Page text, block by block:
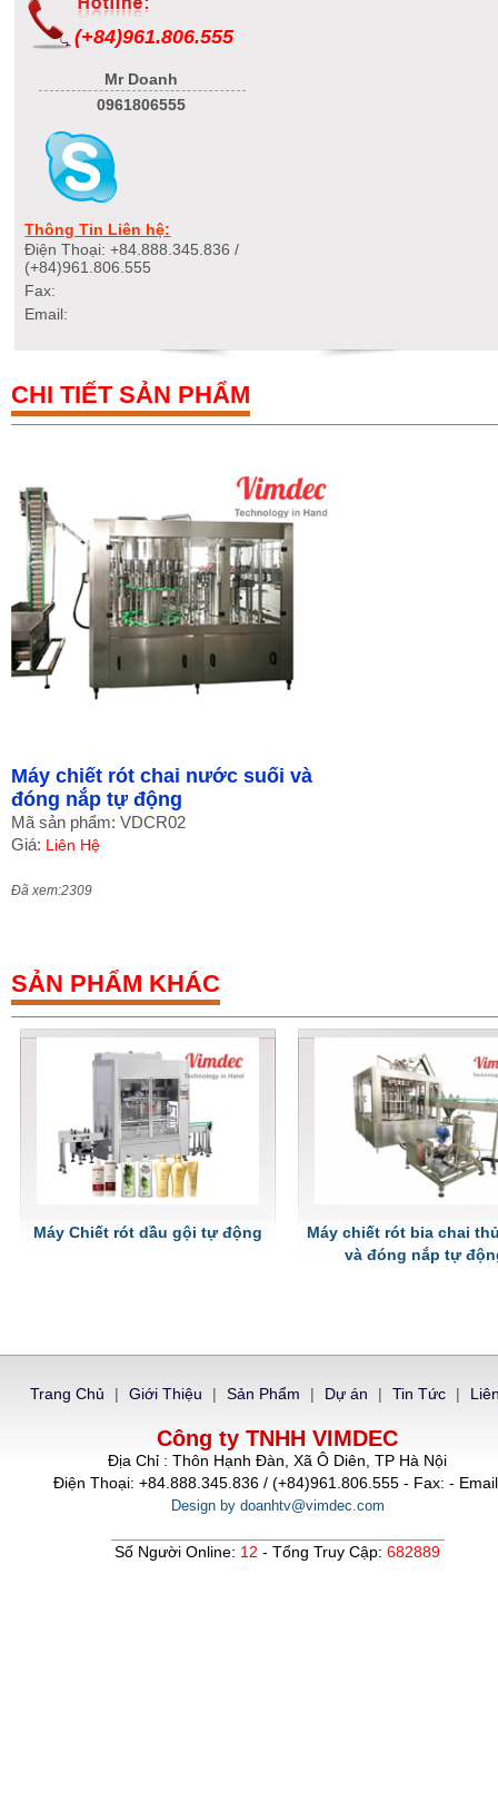
(+84)961.806.555
Mr Doanh
0961806555
Thông Tin Liên hệ:
Điện Thoại: +84.888.345.836 /
(+84)961.806.555
Fax:
Email:
CHI TIẾT SẢN PHẨM
Máy chiết rót chai nước suối và
đóng nắp tự động
Mã sản phẩm: VDCR02
Giá: Liên Hệ
Đã xem:2309
SẢN PHẨM KHÁC
Máy Chiết rót dầu gội tự động
Máy chiết rót bia chai
và đóng nắp tự
Trang Chủ | Giới Thiệu | Sản Phẩm | Dự án | Tin Tức |
Công ty TNHH VIMDEC
Địa Chỉ : Thôn Hạnh Đàn, Xã Ô Diên, TP Hà Nội
Điện Thoại: +84.888.345.836 / (+84)961.806.555 - Fax: -
Design by doanhtv@vimdec.com
Số Người Online: 12 - Tổng Truy Cập:682889